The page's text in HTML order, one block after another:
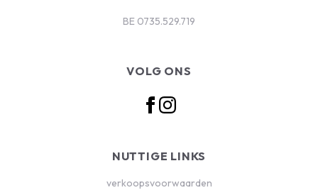
BE 0735.529.719
VOLG ONS
NUTTIGE LINKS
verkoopsvoorwaarden